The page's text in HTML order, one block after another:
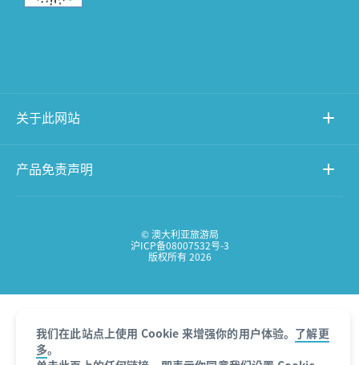
我们在此站点上使用 Cookie 来增强你的用户体验。 了解更
多。
关于此网站
产品免责声明
© 澳大利亚旅游局
沪ICP备08007532号-3
版权所有 2026